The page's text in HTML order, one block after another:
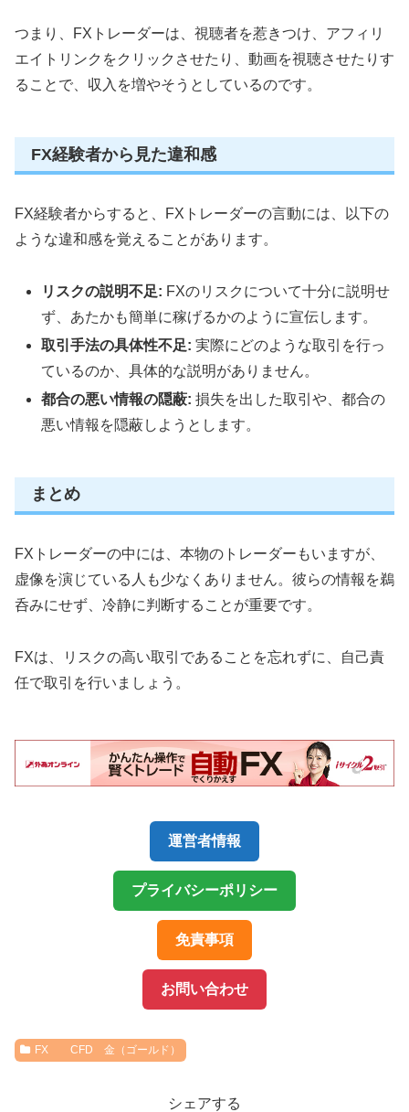
つまり、FXトレーダーは、視聴者を惹きつけ、アフィリ
エイトリンクをクリックさせたり、動画を視聴させたりす
ることで、収入を増やそうとしているのです。
FX経験者から見た違和感
FX経験者からすると、FXトレーダーの言動には、以下の
ような違和感を覚えることがあります。
リスクの説明不足: FXのリスクについて十分に説明せ
ず、あたかも簡単に稼げるかのように宣伝します。
取引手法の具体性不足: 実際にどのような取引を行っ
ているのか、具体的な説明がありません。
都合の悪い情報の隠蔽: 損失を出した取引や、都合の
悪い情報を隠蔽しようとします。
まとめ
FXトレーダーの中には、本物のトレーダーもいますが、
虚像を演じている人も少なくありません。彼らの情報を鵜
呑みにせず、冷静に判断することが重要です。
FXは、リスクの高い取引であることを忘れずに、自己責
任で取引を行いましょう。
運営者情報
プライバシーポリシー
免責事項
お問い合わせ
FX CFD 金（ゴールド）
シェアする